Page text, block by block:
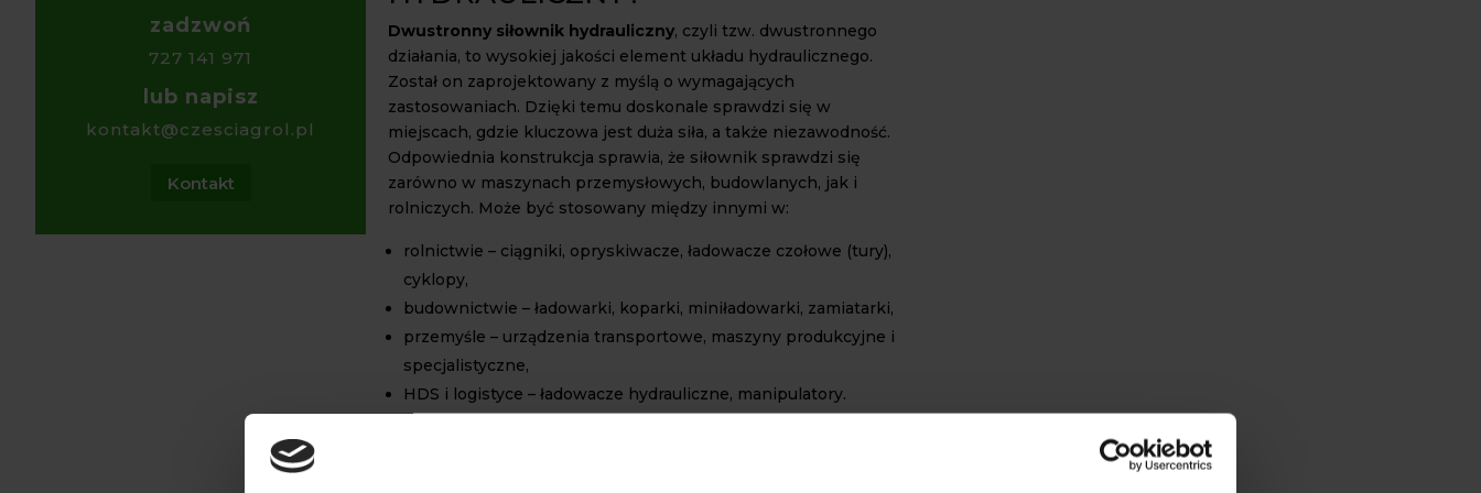
zadzwoń
727 141 971
lub napisz
kontakt@czesciagrol.pl
Kontakt
Dwustronny siłownik hydrauliczny, czyli tzw. dwustronnego
działania, to wysokiej jakości element układu hydraulicznego.
Został on zaprojektowany z myślą o wymagających
zastosowaniach. Dzięki temu doskonale sprawdzi się w
miejscach, gdzie kluczowa jest duża siła, a także niezawodność.
Odpowiednia konstrukcja sprawia, że siłownik sprawdzi się
zarówno w maszynach przemysłowych, budowlanych, jak i
rolniczych. Może być stosowany między innymi w:
rolnictwie – ciągniki, opryskiwacze, ładowacze czołowe (tury),
cyklopy,
budownictwie – ładowarki, koparki, miniładowarki, zamiatarki,
przemyśle – urządzenia transportowe, maszyny produkcyjne i
specjalistyczne,
HDS i logistyce – ładowacze hydrauliczne, manipulatory.